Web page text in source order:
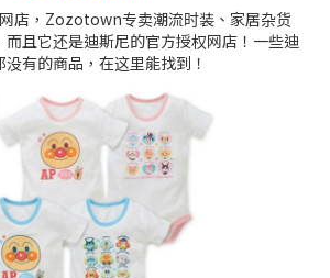
店，Zozotown专卖潮流时装、家居杂货
且它还是迪斯尼的官方授权网店！一些迪
没有的商品，在这里能找到！